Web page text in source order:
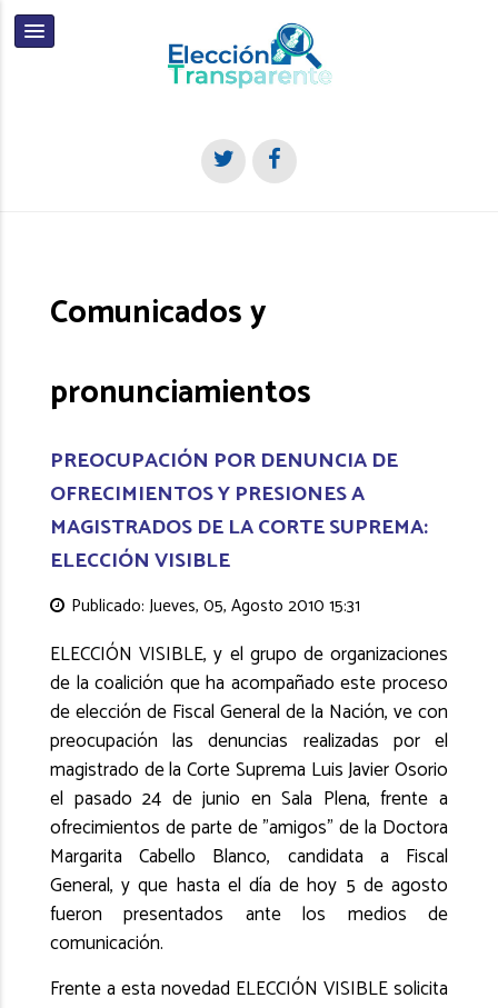
Comunicados y
pronunciamientos
PREOCUPACIÓN POR DENUNCIA DE
OFRECIMIENTOS Y PRESIONES A
MAGISTRADOS DE LA CORTE SUPREMA:
ELECCIÓN VISIBLE
Publicado: Jueves, 05, Agosto 2010 15:31
ELECCIÓN VISIBLE, y el grupo de organizaciones
de la coalición que ha acompañado este proceso
de elección de Fiscal General de la Nación, ve con
preocupación las denuncias realizadas por el
magistrado de la Corte Suprema Luis Javier Osorio
el pasado 24 de junio en Sala Plena, frente a
ofrecimientos de parte de "amigos" de la Doctora
Margarita Cabello Blanco, candidata a Fiscal
General, y que hasta el día de hoy 5 de agosto
fueron presentados ante los medios de
comunicación.
Frente a esta novedad ELECCIÓN VISIBLE solicita